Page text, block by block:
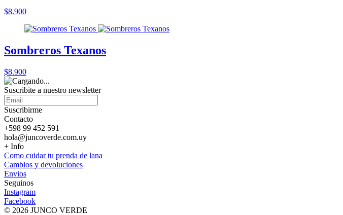
$8.900
Sombreros Texanos
$8.900
Suscribite a nuestro newsletter
Suscribirme
Contacto
+598 99 452 591
hola@juncoverde.com.uy
+ Info
Como cuidar tu prenda de lana
Cambios y devoluciones
Envios
Seguinos
Instagram
Facebook
© 2026 JUNCO VERDE